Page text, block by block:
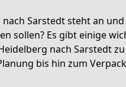
Sarstedt steht an und
sollen? Es gibt einige
nach Sarstedt
bis hin zum